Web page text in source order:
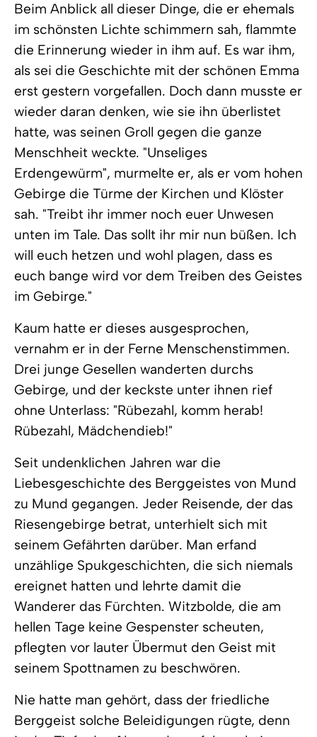
Beim Anblick all dieser Dinge, die er ehemals
im schönsten Lichte schimmern sah, flammte
die Erinnerung wieder in ihm auf. Es war ihm,
als sei die Geschichte mit der schönen Emma
erst gestern vorgefallen. Doch dann musste er
wieder daran denken, wie sie ihn überlistet
hatte, was seinen Groll gegen die ganze
Menschheit weckte. "Unseliges
Erdengewürm", murmelte er, als er vom hohen
Gebirge die Türme der Kirchen und Klöster
sah. "Treibt ihr immer noch euer Unwesen
unten im Tale. Das sollt ihr mir nun büßen. Ich
will euch hetzen und wohl plagen, dass es
euch bange wird vor dem Treiben des Geistes
im Gebirge."
Kaum hatte er dieses ausgesprochen,
vernahm er in der Ferne Menschenstimmen.
Drei junge Gesellen wanderten durchs
Gebirge, und der keckste unter ihnen rief
ohne Unterlass: "Rübezahl, komm herab!
Rübezahl, Mädchendieb!"
Seit undenklichen Jahren war die
Liebesgeschichte des Berggeistes von Mund
zu Mund gegangen. Jeder Reisende, der das
Riesengebirge betrat, unterhielt sich mit
seinem Gefährten darüber. Man erfand
unzählige Spukgeschichten, die sich niemals
ereignet hatten und lehrte damit die
Wanderer das Fürchten. Witzbolde, die am
hellen Tage keine Gespenster scheuten,
pflegten vor lauter Übermut den Geist mit
seinem Spottnamen zu beschwören.
Nie hatte man gehört, dass der friedliche
Berggeist solche Beleidigungen rügte, denn